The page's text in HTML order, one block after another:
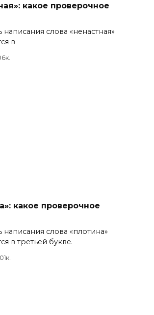
какое проверочное
написания слова «ненастная»
в
какое проверочное
написания слова «плотина»
в третьей букве.